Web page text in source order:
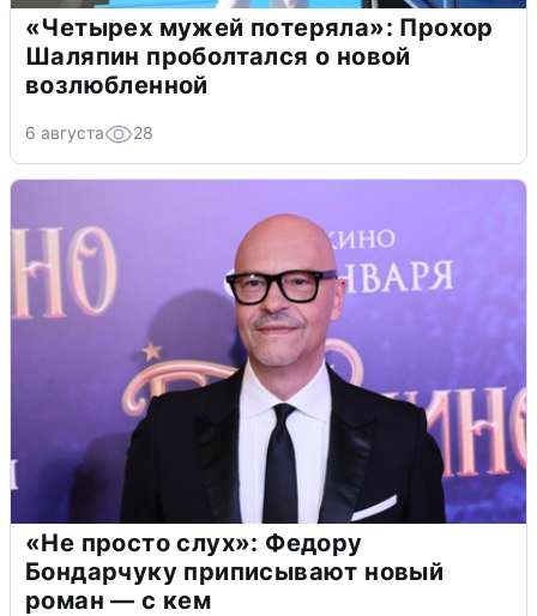
«Четырех мужей потеряла»: Прохор
Шаляпин проболтался о новой
возлюбленной
6 августа 28
«Не просто слух»: Федору
Бондарчуку приписывают новый
роман — с кем